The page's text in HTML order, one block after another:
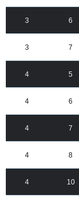
3 6
3 7
4 5
4 6
4 7
4 8
4 10